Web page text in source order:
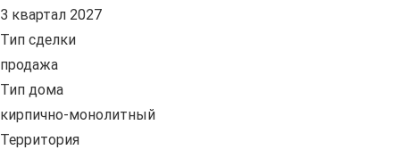
3 квартал 2027
Тип сделки
продажа
Тип дома
кирпично-монолитный
Территория